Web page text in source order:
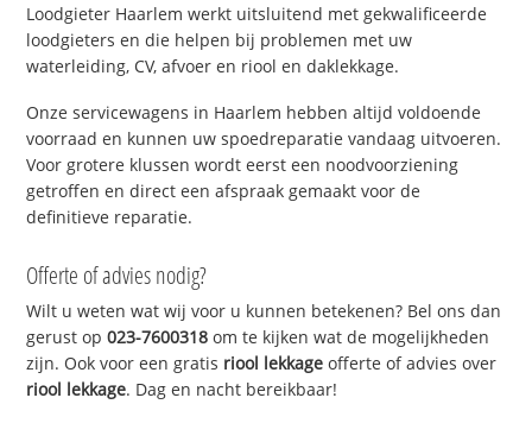
Loodgieter Haarlem werkt uitsluitend met gekwalificeerde
loodgieters en die helpen bij problemen met uw
waterleiding, CV, afvoer en riool en daklekkage.
Onze servicewagens in Haarlem hebben altijd voldoende
voorraad en kunnen uw spoedreparatie vandaag uitvoeren.
Voor grotere klussen wordt eerst een noodvoorziening
getroffen en direct een afspraak gemaakt voor de
definitieve reparatie.
Offerte of advies nodig?
Wilt u weten wat wij voor u kunnen betekenen? Bel ons dan
gerust op023-7600318 om te kijken wat de mogelijkheden
zijn. Ook voor een gratis riool lekkage offerte of advies over
riool lekkage. Dag en nacht bereikbaar!